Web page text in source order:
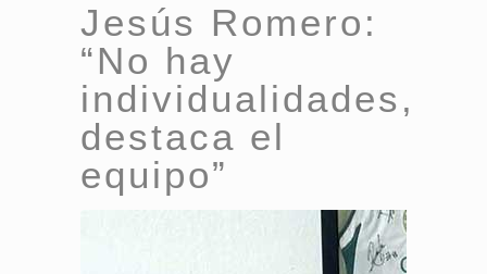
Jesús Romero:
“No hay
individualidades,
destaca el
equipo”